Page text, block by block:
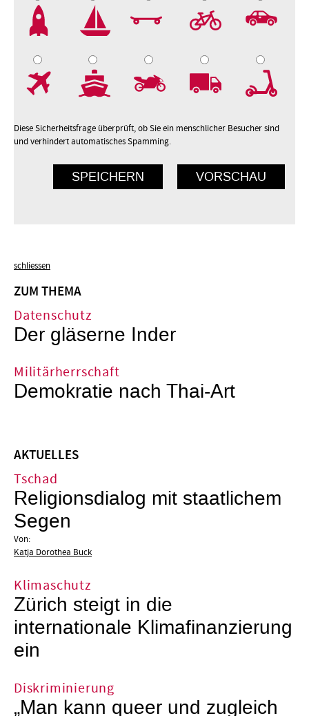
Diese Sicherheitsfrage überprüft, ob Sie ein menschlicher Besucher sind
und verhindert automatisches Spamming.
schliessen
ZUM THEMA
Datenschutz
Der gläserne Inder
Militärherrschaft
Demokratie nach Thai-Art
AKTUELLES
Tschad
Religionsdialog mit staatlichem
Segen
Von:
Katja Dorothea Buck
Klimaschutz
Zürich steigt in die
internationale Klimafinanzierung
ein
Diskriminierung
„Man kann queer und zugleich